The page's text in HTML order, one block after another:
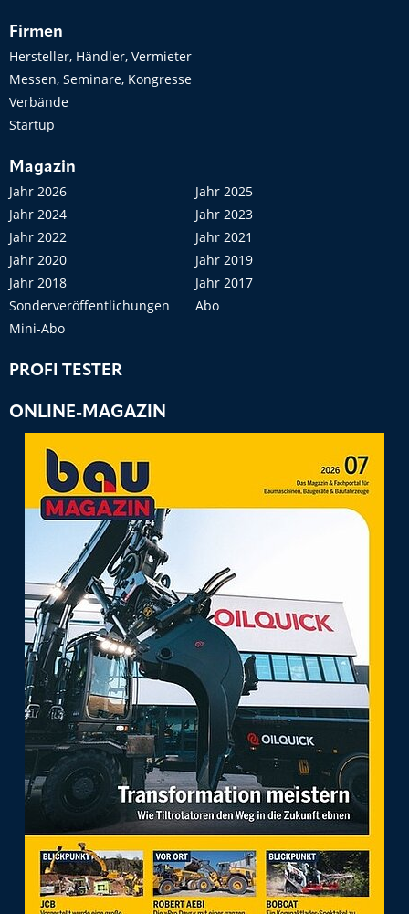
Firmen
Hersteller, Händler, Vermieter
Messen, Seminare, Kongresse
Verbände
Startup
Magazin
Jahr 2026
Jahr 2025
Jahr 2024
Jahr 2023
Jahr 2022
Jahr 2021
Jahr 2020
Jahr 2019
Jahr 2018
Jahr 2017
Sonderveröffentlichungen
Abo
Mini-Abo
PROFI TESTER
ONLINE-MAGAZIN